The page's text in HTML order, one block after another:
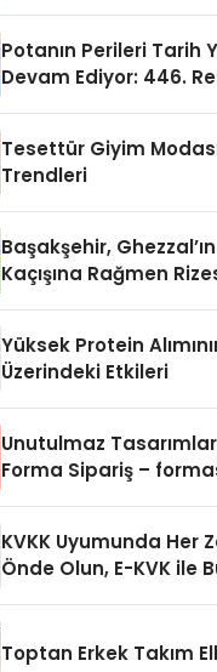
Potanın Perileri Tarih
Devam Ediyor: 446.
Tesettür Giyim
Trendleri
Başakşehir,
Kaçışına Rağmen
Yüksek Protein
Üzerindeki Etkileri
Unutulmaz
Forma Sipariş –
KVKK Uyumunda Her
Önde Olun, E-KVK ile
Toptan Erkek Takım